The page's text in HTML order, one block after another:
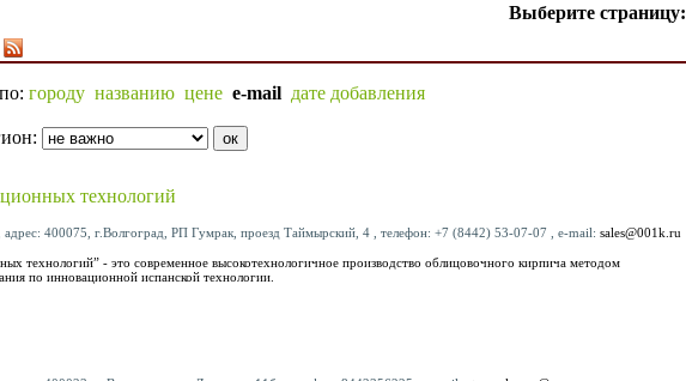
Выберите страницу:
городу названию цене e-mail дате добавления
технологий
адрес: 400075, г.Волгоград, РП Гумрак, проезд Таймырский, 4 , телефон: +7 (8442) 53-07-07 , e-mail: sales@001k.ru
технологий” - это современное высокотехнологичное производство облицовочного кирпича методом
по инновационной испанской технологии.